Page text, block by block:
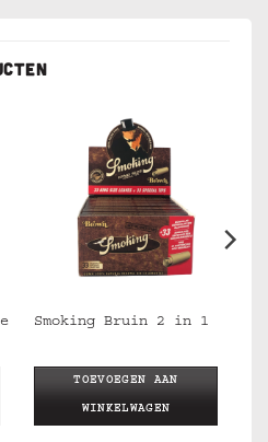
Smoking Bruin 2 in 1
TOEVOEGEN AAN
WINKELWAGEN